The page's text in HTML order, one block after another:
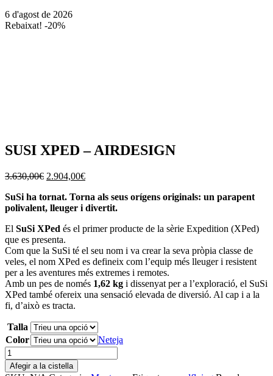
6 d'agost de 2026
Rebaixat! -20%
SUSI XPED – AIRDESIGN
3.630,00€ El
original
era:
2.904,00€El
actual
és:
SuSi ha tornat. Torna als seus orígens originals: un parapent
polivalent, lleuger i divertit.
El SuSi XPed és el primer producte de la sèrie Expedition (XPed)
que es presenta.
Com que la SuSi té el seu nom i va crear la seva pròpia classe de
veles, el nom XPed es defineix com l’equip més lleuger i resistent
per a les aventures més extremes i remotes.
Amb un pes de només 1,62 kg i dissenyat per a l’exploració, el SuSi
XPed també ofereix una sensació elevada de diversió. Al cap i a la
fi, d’això es tracta.
Talla
Color
Neteja
quantitat
de
SUSI
Afegir a la cistella